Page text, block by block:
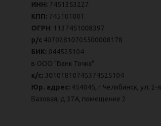
ИНН: 7451353227
КПП: 745101001
ОГРН: 1137451008397
р/с 40702810705500008178
БИК: 044525104
в ООО "Банк Точка"
к/с: 30101810745374525104
Юр. адрес: 454045, г.Челябинск, ул. 2-я
Базовая, д.37А, помещение 2